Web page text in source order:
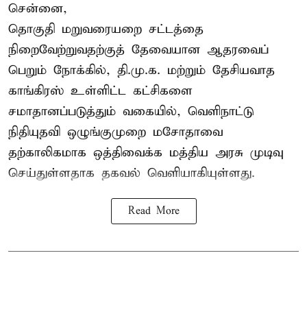
சென்னை,
தொகுதி மறுவரையறை சட்டத்தை
நிறைவேற்றுவதற்குத் தேவையான ஆதரவைப்
பெறும் நோக்கில், தி.மு.க. மற்றும் தேசியவாத
காங்கிரஸ் உள்ளிட்ட கட்சிகளை
சமாதானப்படுத்தும் வகையில், வெளிநாட்டு
நிதியுதவி ஒழுங்குமுறை மசோதாவை
தற்காலிகமாக ஒத்திவைக்க மத்திய அரசு முடிவு
செய்துள்ளதாக தகவல் வெளியாகியுள்ளது.
Read More